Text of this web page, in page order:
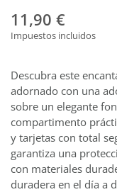
11,90 €
Impuestos incluidos
Descubra este
adornado con una
sobre un elegante
compartimento
y tarjetas con total
garantiza una
con materiales
duradera en el día a